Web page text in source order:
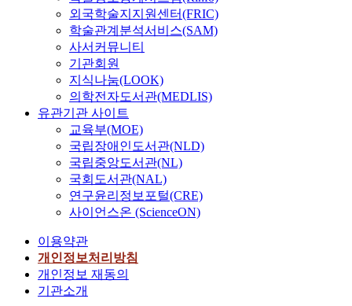
외국학술지지원센터(FRIC)
학술관계분석서비스(SAM)
사서커뮤니티
기관회원
지식나눔(LOOK)
의학전자도서관(MEDLIS)
유관기관 사이트
교육부(MOE)
국립장애인도서관(NLD)
국립중앙도서관(NL)
국회도서관(NAL)
연구윤리정보포털(CRE)
사이언스온 (ScienceON)
이용약관
개인정보처리방침
개인정보 재동의
기관소개